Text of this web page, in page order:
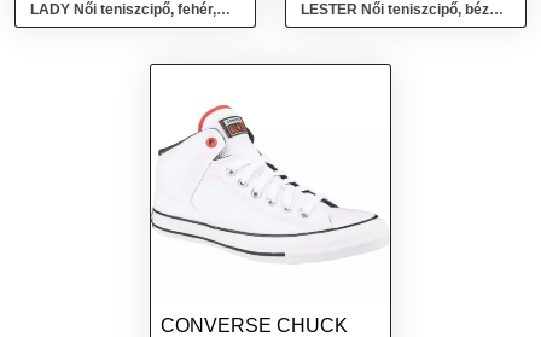
LADY Női teniszcipő, fehér,
méret
LESTER Női teniszcipő, bézs,
méret
CONVERSE CHUCK